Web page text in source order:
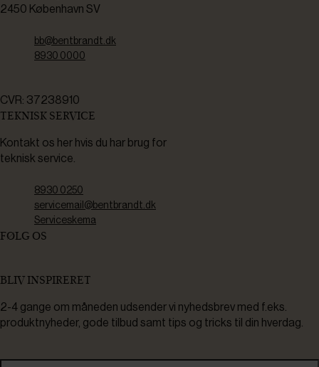
2450 København SV
bb@bentbrandt.dk
8930 0000
CVR: 37238910
TEKNISK SERVICE
Kontakt os her hvis du har brug for
teknisk service.
8930 0250
servicemail@bentbrandt.dk
Serviceskema
FØLG OS
BLIV INSPIRERET
2-4 gange om måneden udsender vi nyhedsbrev med f.eks.
produktnyheder, gode tilbud samt tips og tricks til din hverdag.